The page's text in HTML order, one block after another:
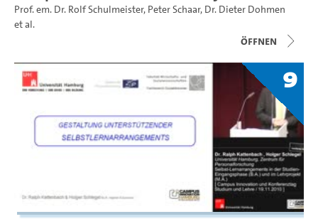
Prof. em. Dr. Rolf Schulmeister, Peter Schaar, Dr. Dieter Dohmen
et al.
Öffnen
9